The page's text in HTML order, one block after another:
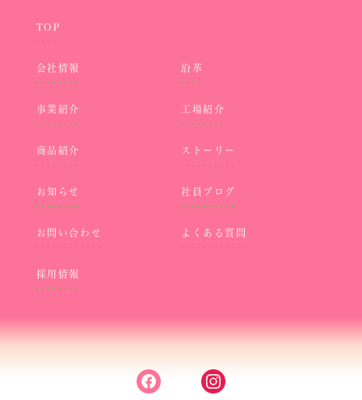
TOP
会社情報 沿革
事業紹介 工場紹介
商品紹介 ストーリー
お知らせ 社員ブログ
お問い合わせ よくある質問
採用情報